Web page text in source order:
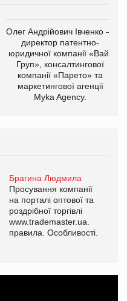
Олег Андрійович Івченко —
директор патентно-
юридичної компанії «Вайз
Груп», консалтингової
компанії «Парето» та
маркетингової агенції
Myka Agency.
Брагина Людмила
Просування компанії
на порталі оптової та
роздрібної торгівлі
www.trademaster.ua.
правила. Особливості.